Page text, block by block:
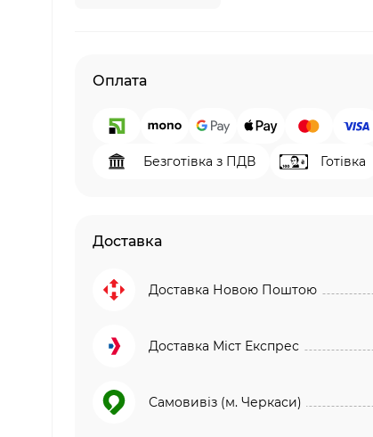
Оплата
Безготівка з ПДВ Готівка
Доставка
Доставка Новою Поштою
Доставка Міст Експрес
Самовивіз (м. Черкаси)